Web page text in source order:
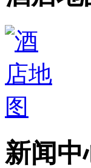
新闻中